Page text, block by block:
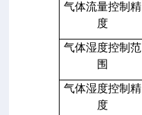
气体流量控制精
度
气体湿度控制范
围
气体湿度控制精
度